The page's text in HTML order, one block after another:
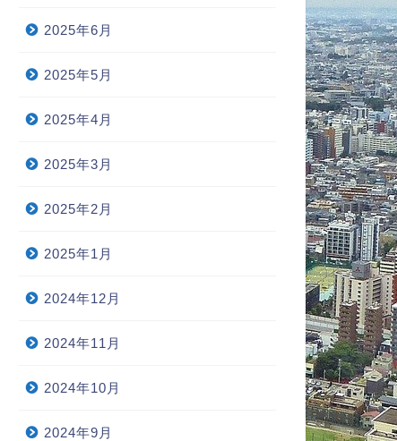
2025年6月
2025年5月
2025年4月
2025年3月
2025年2月
2025年1月
2024年12月
2024年11月
2024年10月
2024年9月